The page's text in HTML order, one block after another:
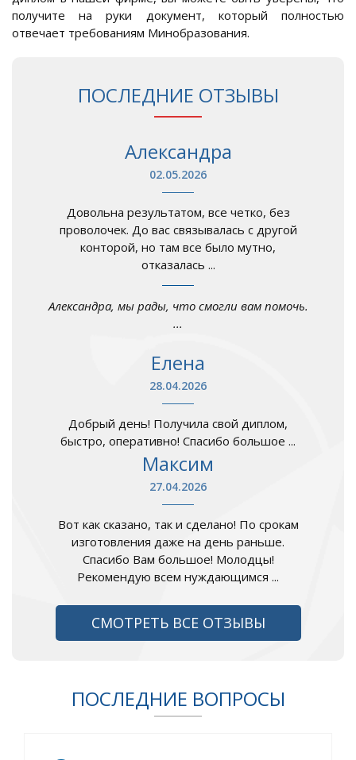
получите на руки документ, который полностью
отвечает требованиям Минобразования.
ПОСЛЕДНИЕ ОТЗЫВЫ
Александра
02.05.2026
Довольна результатом, все четко, без
проволочек. До вас связывалась с другой
конторой, но там все было мутно,
отказалась ...
Александра, мы рады, что смогли вам помочь.
...
Елена
28.04.2026
Добрый день! Получила свой диплом,
быстро, оперативно! Спасибо большое ...
Максим
27.04.2026
Вот как сказано, так и сделано! По срокам
изготовления даже на день раньше.
Спасибо Вам большое! Молодцы!
Рекомендую всем нуждающимся ...
СМОТРЕТЬ ВСЕ ОТЗЫВЫ
ПОСЛЕДНИЕ ВОПРОСЫ